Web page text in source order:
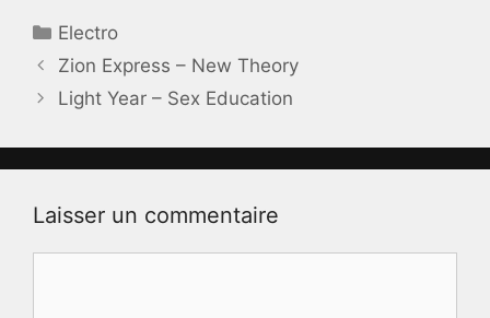
Catégories
Electro
Zion Express – New Theory
Light Year – Sex Education
Laisser un commentaire